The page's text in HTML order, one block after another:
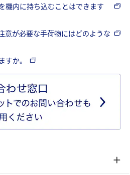
機内に持ち込むことはできます
意が必要な手荷物にはどのような
か。